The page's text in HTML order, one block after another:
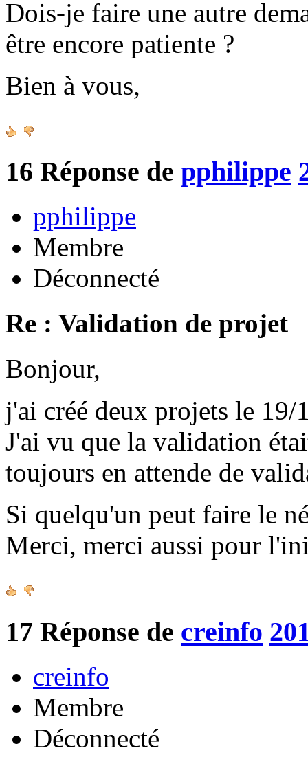
Dois-je faire une autre
être encore patiente ?
Bien à vous,
16 Réponse de pphilippe
pphilippe
Membre
Déconnecté
Re : Validation de projet
Bonjour,
j'ai créé deux projets le 19/
J'ai vu que la validation
toujours en attende de
Si quelqu'un peut faire le
Merci, merci aussi pour
17 Réponse de creinfo
creinfo
Membre
Déconnecté